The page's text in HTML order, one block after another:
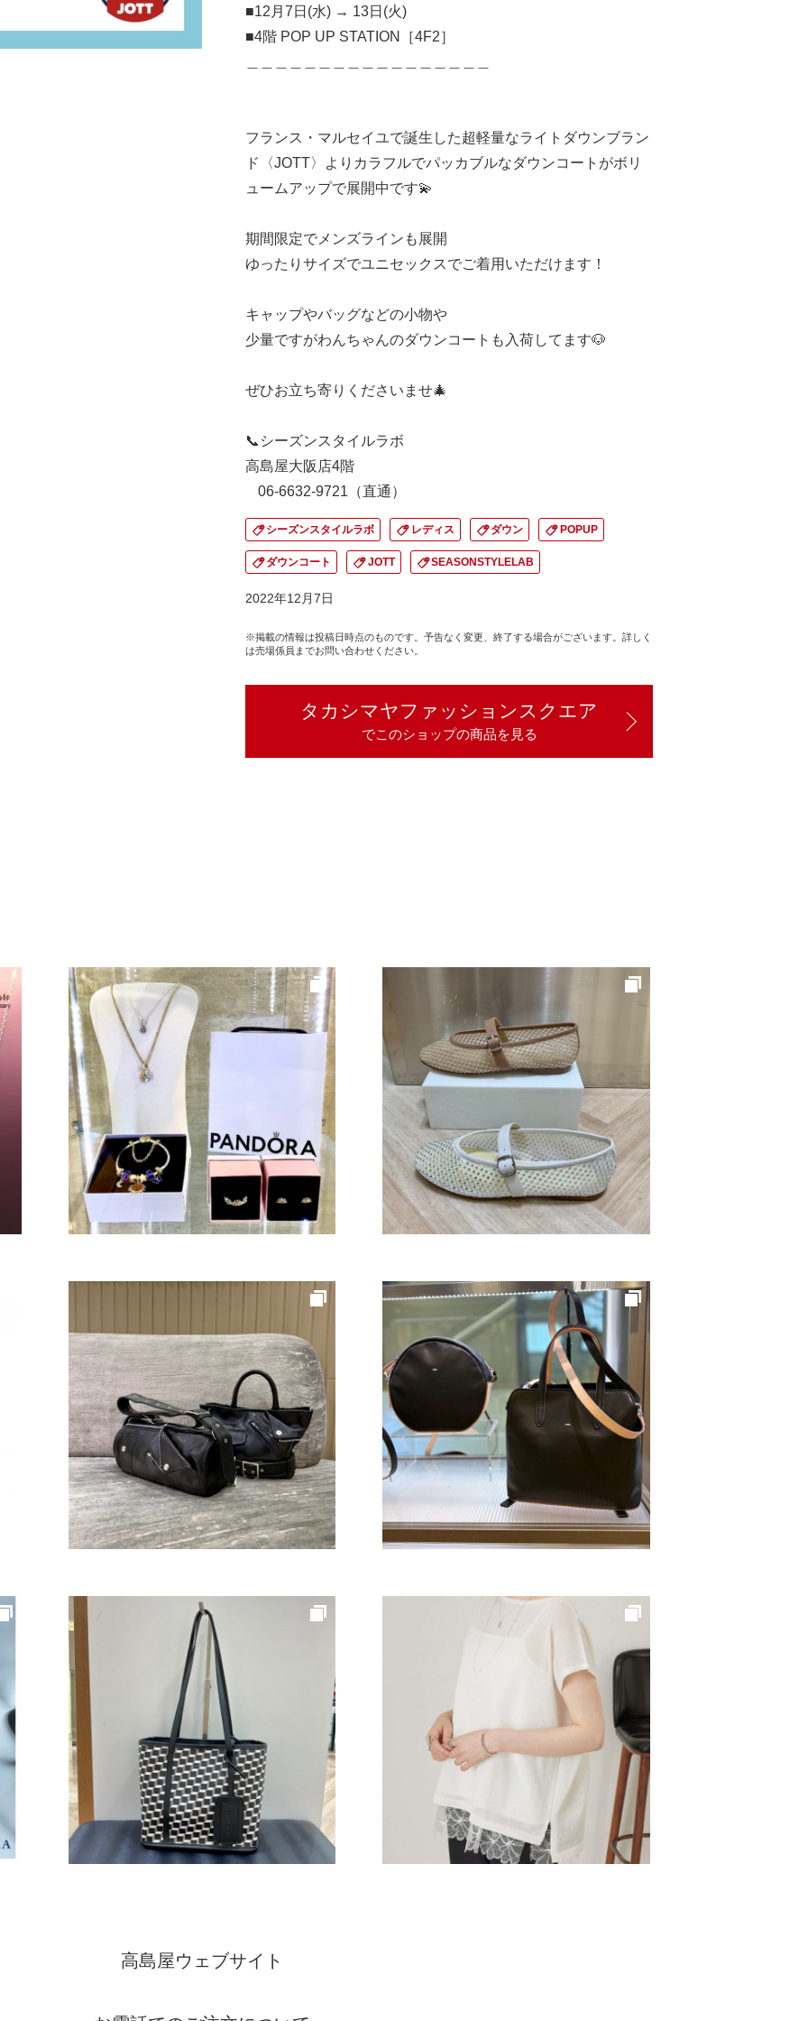
■12月7日(水) → 13日(火)
■4階 POP UP STATION［4F2］
フランス・マルセイユで誕生した超軽量なライトダウンブラン
ド〈JOTT〉よりカラフルでパッカブルなダウンコートがボリ
ュームアップで展開中です💫
期間限定でメンズラインも展開
ゆったりサイズでユニセックスでご着用いただけます！
キャップやバッグなどの小物や
少量ですがわんちゃんのダウンコートも入荷してます🐶
ぜひお立ち寄りくださいませ🎄
📞シーズンスタイルラボ
高島屋大阪店4階
06-6632-9721（直通）
シーズンスタイルラボ レディス ダウン POPUP
ダウンコート JOTT SEASONSTYLELAB
2022年12月7日
※掲載の情報は投稿日時点のものです。予告なく変更、終了する場合がございます。詳しく
は売場係員までお問い合わせください。
タカシマヤファッションスクエア
でこのショップの商品を見る
高島屋ウェブサイト